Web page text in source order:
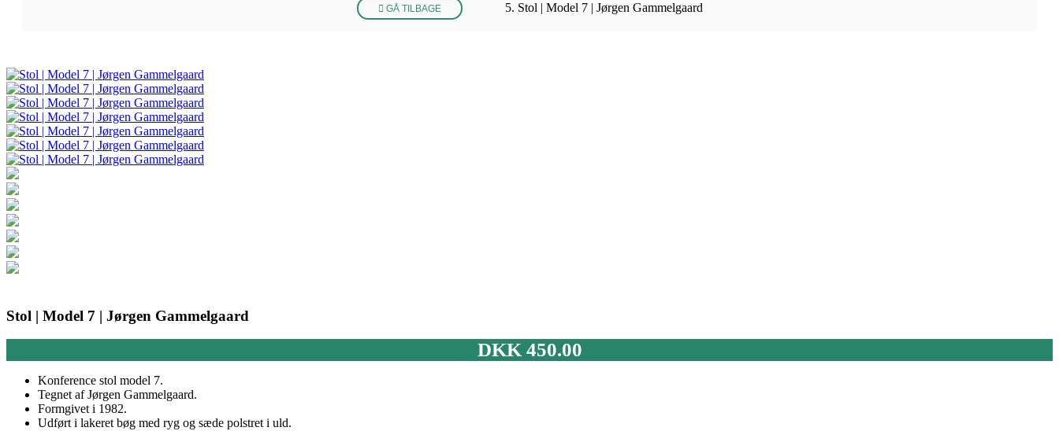
GÅ TILBAGE Stol | Model 7 | Jørgen Gammelgaard
Stol | Model 7 | Jørgen Gammelgaard
DKK450.00
Konference stol model 7.
Tegnet af Jørgen Gammelgaard.
Formgivet i 1982.
Udført i lakeret bøg med ryg og sæde polstret i uld.